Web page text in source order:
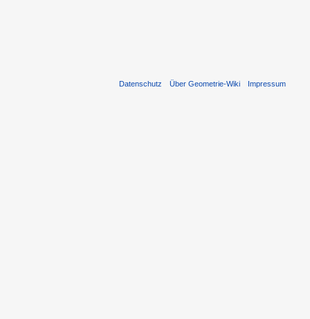
Datenschutz Über Geometrie-Wiki Impressum